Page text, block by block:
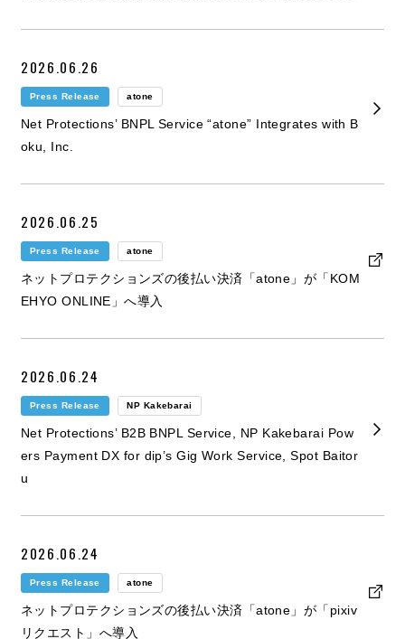
2026.06.26
Press Release atone
Net Protections’ BNPL Service “atone” Integrates with B
oku, Inc.
2026.06.25
Press Release atone
ネットプロテクションズの後払い決済「atone」が「KOM
EHYO ONLINE」へ導入
2026.06.24
Press Release NP Kakebarai
Net Protections’ B2B BNPL Service, NP Kakebarai Pow
ers Payment DX for dip’s Gig Work Service, Spot Baitor
u
2026.06.24
Press Release atone
ネットプロテクションズの後払い決済「atone」が「pixiv
リクエスト」へ導入